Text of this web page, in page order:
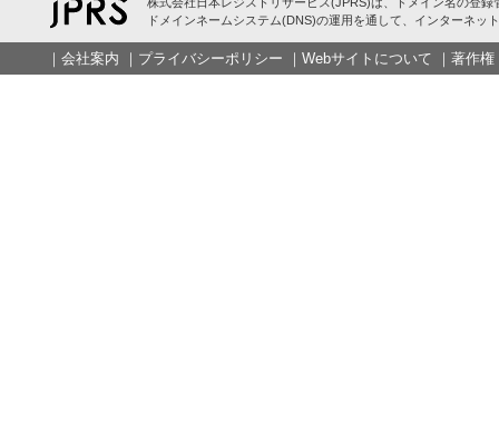
ドメインネームシステム(DNS)の運用を通して、インターネッ
｜ 会社案内 ｜ プライバシーポリシー ｜ Webサイトについて ｜ 著作権